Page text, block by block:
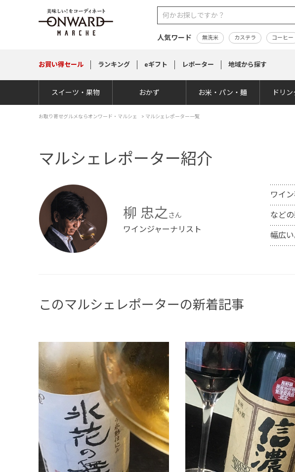
人気ワード 無洗米 カステラ コーヒー
お買い得セール ランキング eギフト レポーター 地域から探す
スイーツ・果物 おかず お米・パン・麺 ドリ
お取り寄せグルメならオンワード・マルシェ > マルシェレポーター一覧
マルシェレポーター紹介
柳 忠之
ワインジャーナリスト
ワイ
など
幅広い
このマルシェレポーターの新着記事